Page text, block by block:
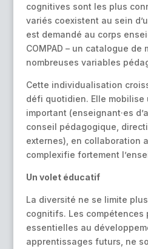
cognitives sont les plus
variés coexistent au sein
est demandé au corps
COMPAD – un catalogue de
nombreuses variables
Cette individualisation
défi quotidien. Elle mobilise
important (enseignant·es
conseil pédagogique,
externes), en collaboration
complexifie fortement
Un volet éducatif
La diversité ne se limite
cognitifs. Les compétences
essentielles au
apprentissages futurs, ne